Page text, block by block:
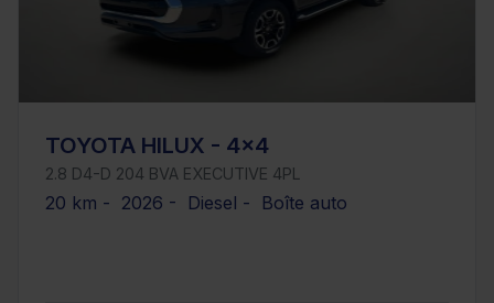
TOYOTA HILUX - 4x4
2.8 D4-D 204 BVA EXECUTIVE 4PL
20 km - 2026 - Diesel - Boîte auto